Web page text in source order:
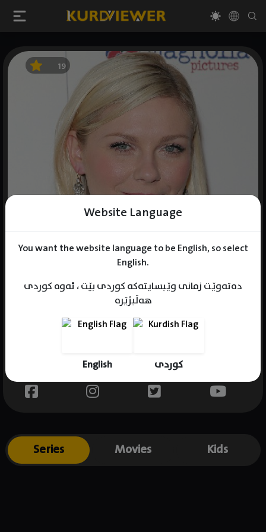
Website Language
You want the website language to be English, so select
English.
دەتەوێت زمانی وێبسایتەکە کوردی بێت ، ئەوە کوردی
هەڵبژێرە
English کوردی
19
Gender : female
Place of birth : USA
Series Movies Kids